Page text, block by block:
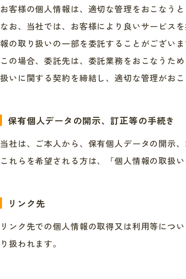
お客様の個人情報は、適切な管理をおこなう
なお、当社では、お客様により良いサービス
報の取り扱いの一部を委託することがございま
この場合、委託先は、委託業務をおこなうた
扱いに関する契約を締結し、適切な管理がお
保有個人データの開示、 訂正等の手続き
当社は、ご本人から、保有個人データの開示
これらを希望される方は、「個人情報の取扱
リンク先
リンク先での個人情報の取得又は利用等につ
り扱われます。